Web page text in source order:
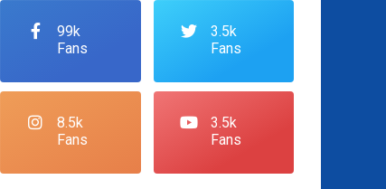
99k
Fans
3.5k
Fans
8.5k
Fans
3.5k
Fans